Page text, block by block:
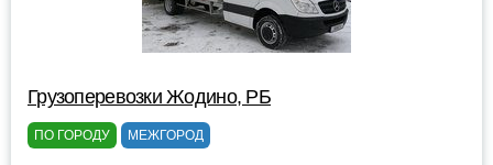
Грузоперевозки Жодино, РБ
ПО ГОРОДУ МЕЖГОРОД